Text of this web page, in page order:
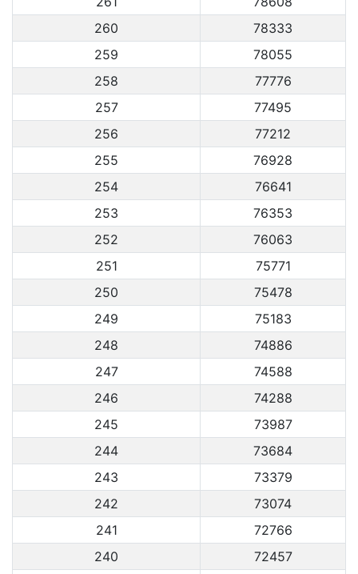
260
78333
259
78055
258
77776
257
77495
256
77212
255
76928
254
76641
253
76353
252
76063
251
75771
250
75478
249
75183
248
74886
247
74588
246
74288
245
73987
244
73684
243
73379
242
73074
241
72766
240
72457